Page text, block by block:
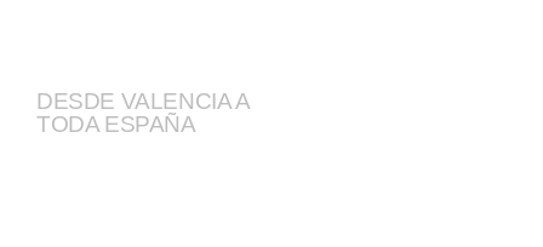
DESDE VALENCIA A
TODA ESPAÑA